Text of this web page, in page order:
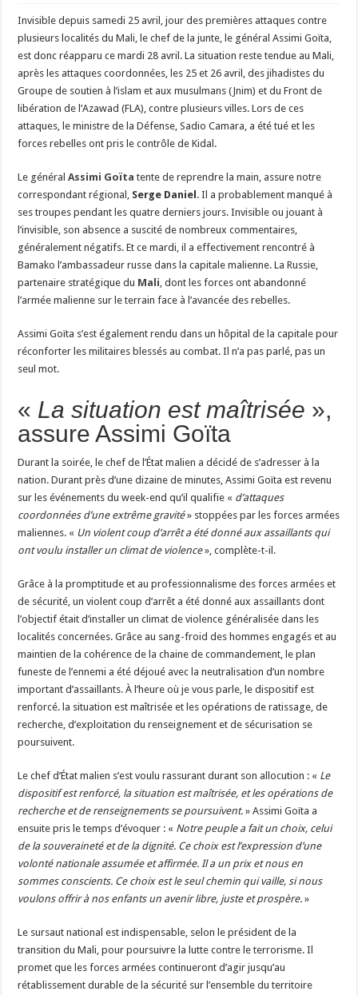
Invisible depuis samedi 25 avril, jour des premières attaques contre
plusieurs localités du Mali, le chef de la junte, le général Assimi Goïta,
est donc réapparu ce mardi 28 avril. La situation reste tendue au Mali,
après les attaques coordonnées, les 25 et 26 avril, des jihadistes du
Groupe de soutien à l’islam et aux musulmans (Jnim) et du Front de
libération de l’Azawad (FLA), contre plusieurs villes. Lors de ces
attaques, le ministre de la Défense, Sadio Camara, a été tué et les
forces rebelles ont pris le contrôle de Kidal.
Le généralAssimi Goïta tente de reprendre la main, assure notre
correspondant régional, Serge Daniel . Il a probablement manqué à
ses troupes pendant les quatre derniers jours. Invisible ou jouant à
l’invisible, son absence a suscité de nombreux commentaires,
généralement négatifs. Et ce mardi, il a effectivement rencontré à
Bamako l’ambassadeur russe dans la capitale malienne. La Russie,
partenaire stratégique du Mali , dont les forces ont abandonné
l’armée malienne sur le terrain face à l’avancée des rebelles.
Assimi Goïta s’est également rendu dans un hôpital de la capitale pour
réconforter les militaires blessés au combat. Il n’a pas parlé, pas un
seul mot.
« La situation est maîtrisée »,
assure Assimi Goïta
Durant la soirée, le chef de l’État malien a décidé de s’adresser à la
nation. Durant près d’une dizaine de minutes, Assimi Goïta est revenu
sur les événements du week-end qu’il qualifie « d’attaques
coordonnées d’une extrême gravité» stoppées par les forces armées
maliennes. « Un violent coup d’arrêt a été donné aux assaillants qui
ont voulu installer un climat de violence», complète-t-il.
Grâce à la promptitude et au professionnalisme des forces armées et
de sécurité, un violent coup d’arrêt a été donné aux assaillants dont
l’objectif était d’installer un climat de violence généralisée dans les
localités concernées. Grâce au sang-froid des hommes engagés et au
maintien de la cohérence de la chaine de commandement, le plan
funeste de l’ennemi a été déjoué avec la neutralisation d’un nombre
important d’assaillants. À l’heure où je vous parle, le dispositif est
renforcé. la situation est maîtrisée et les opérations de ratissage, de
recherche, d’exploitation du renseignement et de sécurisation se
poursuivent.
Le chef d’État malien s’est voulu rassurant durant son allocution : « Le
dispositif est renforcé, la situation est maîtrisée, et les opérations de
recherche et de renseignements se poursuivent.» Assimi Goïta a
ensuite pris le temps d’évoquer : « Notre peuple a fait un choix, celui
de la souveraineté et de la dignité. Ce choix est l’expression d’une
volonté nationale assumée et affirmée. Il a un prix et nous en
sommes conscients. Ce choix est le seul chemin qui vaille, si nous
voulons offrir à nos enfants un avenir libre, juste et prospère.»
Le sursaut national est indispensable, selon le président de la
transition du Mali, pour poursuivre la lutte contre le terrorisme. Il
promet que les forces armées continueront d’agir jusqu’au
rétablissement durable de la sécurité sur l’ensemble du territoire